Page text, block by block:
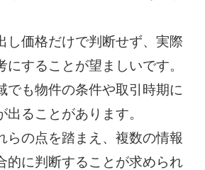
し価格だけで判断せず、実際
にすることが望ましいです。
でも物件の条件や取引時期に
出ることがあります。
らの点を踏まえ、複数の情報
的に判断することが求められ